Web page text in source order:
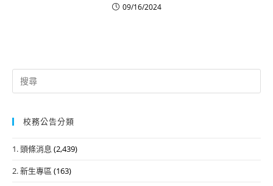
09/16/2024
Search
for:
校務公告分類
1. 頭條消息 (2,439)
2. 新生專區 (163)